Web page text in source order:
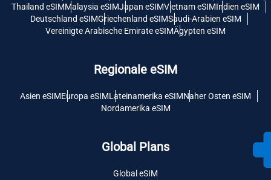
Thailand eSIMMalaysia eSIMJapan eSIMVietnam eSIMIndien eSIM
Deutschland eSIMGriechenland eSIMSaudi-Arabien eSIM
Vereinigte Arabische Emirate eSIMÄgypten eSIM
Regionale eSIM
Asien eSIMEuropa eSIMLateinamerika eSIMNaher Osten eSIM
Nordamerika eSIM
Global Plans
Global eSIM